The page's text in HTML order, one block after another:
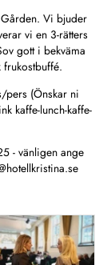
Vi bjuder
vi en 3-rätters
gott i bekväma
pers (Önskar ni
kaffe-lunch-kaffe-
- vänligen ange